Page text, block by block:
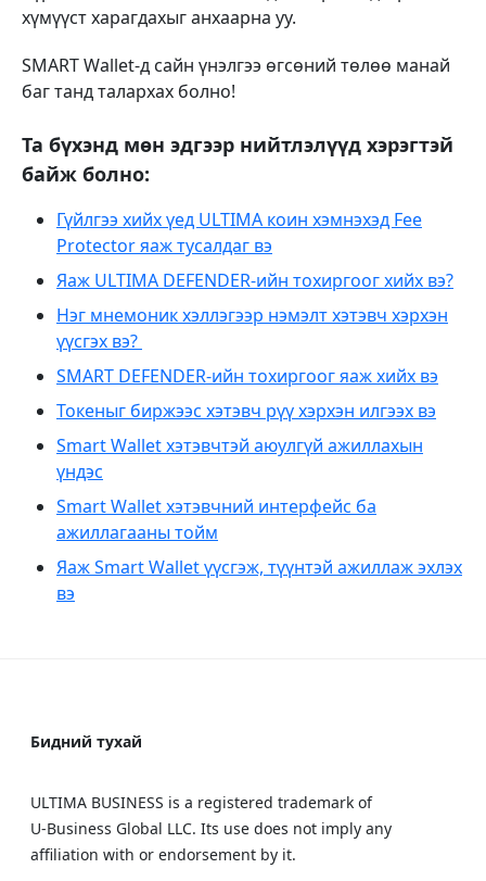
хүмүүст харагдахыг анхаарна уу.
SMART Wallet-д сайн үнэлгээ өгсөний төлөө манай
баг танд талархах болно!
Та бүхэнд мөн эдгээр нийтлэлүүд хэрэгтэй
байж болно:
Гүйлгээ хийх үед ULTIMA коин хэмнэхэд Fee
Protector яаж тусалдаг вэ
Яаж ULTIMA DEFENDER-ийн тохиргоог хийх вэ?
Нэг мнемоник хэллэгээр нэмэлт хэтэвч хэрхэн
үүсгэх вэ?
SMART DEFENDER-ийн тохиргоог яаж хийх вэ
Токеныг биржээс хэтэвч рүү хэрхэн илгээх вэ
Smart Wallet хэтэвчтэй аюулгүй ажиллахын
үндэс
Smart Wallet хэтэвчний интерфейс ба
ажиллагааны тойм
​​Яаж Smart Wallet үүсгэж, түүнтэй ажиллаж эхлэх
вэ
Бидний тухай
ULTIMA BUSINESS is a registered trademark of
U‑Business Global LLC. Its use does not imply any
affiliation with or endorsement by it.